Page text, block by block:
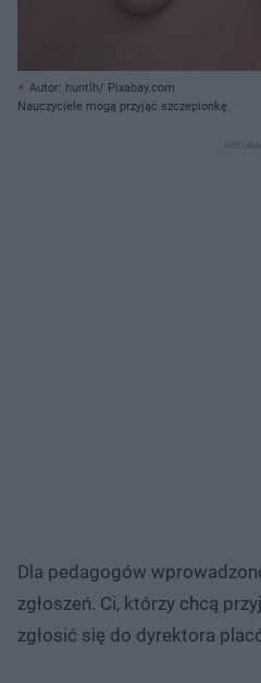
Autor: huntlh/ Pixabay.com
Nauczyciele mogą przyjąć szczepionkę.
Dla pedagogów
zgłoszeń. Ci, którzy chcą
zgłosić się do dyrektora